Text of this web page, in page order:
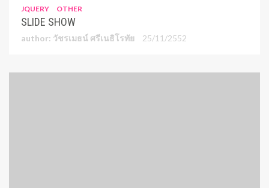
JQUERY OTHER
SLIDE SHOW
author: วัชรเมธน์ ศรีเนธิโรทัย 25/11/2552